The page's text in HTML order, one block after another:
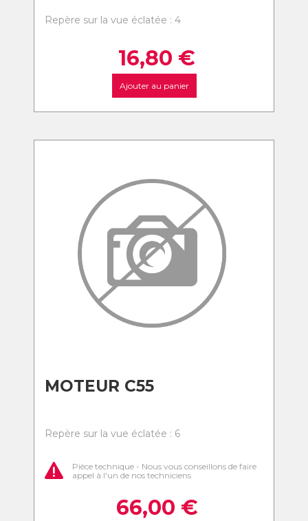
Repère sur la vue éclatée : 4
16,80 €
Ajouter au panier
MOTEUR C55
Repère sur la vue éclatée : 6
Pièce technique - Nous vous conseillons de faire
appel à l'un de nos techniciens
66,00 €